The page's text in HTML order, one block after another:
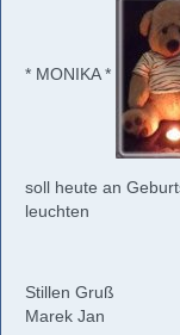
* MONIKA *
soll heute an
leuchten
Stillen Gruß
Marek Jan